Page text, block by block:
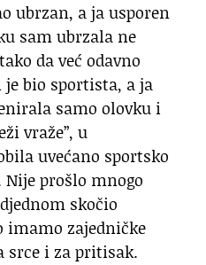
ubrzan, a ja usporen
sam ubrzala ne
da već odavno
je bio sportista, a ja
samo olovku i
vraže”, u
uvećano sportsko
prošlo mnogo
skočio
imamo zajedničke
srce i za pritisak.